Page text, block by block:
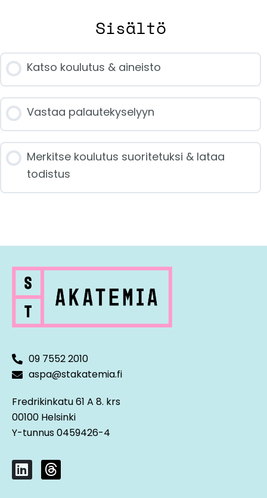
Sisältö
Katso koulutus & aineisto
Vastaa palautekyselyyn
Merkitse koulutus suoritetuksi & lataa
todistus
09 7552 2010
aspa@stakatemia.fi
Fredrikinkatu 61 A 8. krs
00100 Helsinki
Y-tunnus 0459426-4
L
i
T
h